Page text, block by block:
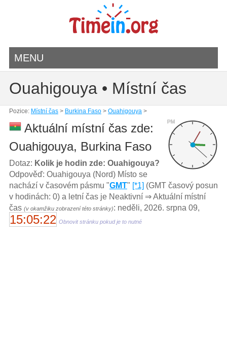
MENU
Ouahigouya • Místní čas
Pozice: Místní čas> Burkina Faso> Ouahigouya>
PM
Aktuální místní čas zde:
Ouahigouya, Burkina Faso
Dotaz: Kolik je hodin zde: Ouahigouya?
Odpověď: Ouahigouya (Nord) Místo se
nachází v časovém pásmu "GMT" [*1] (GMT časový posun
v hodinách: 0) a letní čas je Neaktivní ⇒ Aktuální místní
čas (v okamžiku zobrazení této stránky): neděli, 2026. srpna 09,
15:05:22 Obnovit stránku pokud je to nutné